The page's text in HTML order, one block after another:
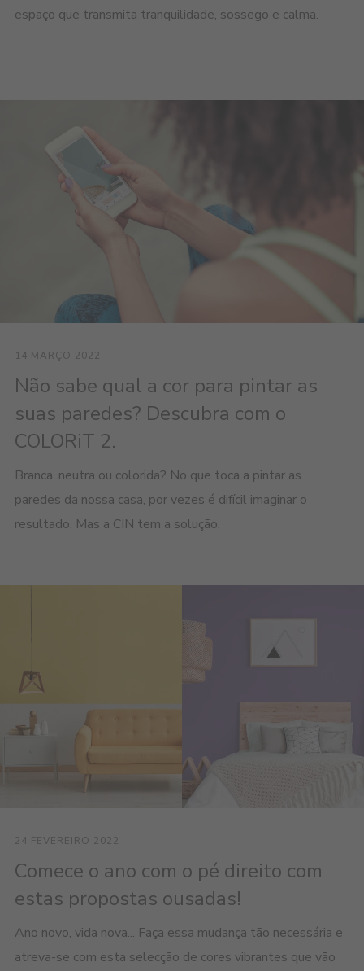
espaço que transmita tranquilidade, sossego e calma.
14 MARÇO 2022
Não sabe qual a cor para pintar as
suas paredes? Descubra com o
COLORiT 2.
Branca, neutra ou colorida? No que toca a pintar as
paredes da nossa casa, por vezes é difícil imaginar o
resultado. Mas a CIN tem a solução.
24 FEVEREIRO 2022
Comece o ano com o pé direito com
estas propostas ousadas!
Ano novo, vida nova... Faça essa mudança tão necessária e
atreva-se com esta selecção de cores vibrantes que vão